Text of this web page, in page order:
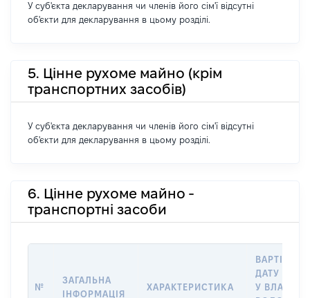
У суб'єкта декларування чи членів його сім'ї відсутні
об'єкти для декларування в цьому розділі.
5. Цінне рухоме майно (крім
транспортних засобів)
У суб'єкта декларування чи членів його сім'ї відсутні
об'єкти для декларування в цьому розділі.
6. Цінне рухоме майно -
транспортні засоби
№
ЗАГАЛЬНА
ІНФОРМАЦІЯ
ХАРАКТЕРИСТИКА
ВАРТІСТЬ
ДАТУ
У